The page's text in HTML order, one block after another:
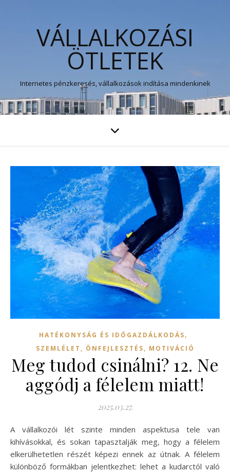
VÁLLALKOZÁSI
ÖTLETEK
Internetes pénzkeresés, vállalkozások indítása mindenkinek
HATÉKONYSÁG ÉS IDŐGAZDÁLKODÁS,
SZEMLÉLET, ÖNFEJLESZTÉS, MOTIVÁCIÓ
Meg tudod csinálni? 12. Ne
aggódj a félelem miatt!
2025.03.27.
A vállalkozói lét szinte minden aspektusa tele van
kihívásokkal, és sokan tapasztalják meg, hogy a félelem
elkerülhetetlen részét képezi ennek az útnak. A félelem
különböző formákban jelentkezhet: lehet a kudarctól való